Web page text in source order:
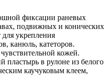
фиксации раневых
подвижных и конических
для укрепления
канюль, катеторов.
кожей.
в рулоне из белого
каучуковым клеем,